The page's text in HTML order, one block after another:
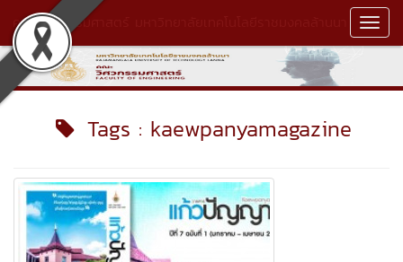
คณะวิศวกรรมศาสตร์ มหาวิทยาลัยเทคโนโลยีราชมงคลล้านนา
Tags : kaewpanyamagazine